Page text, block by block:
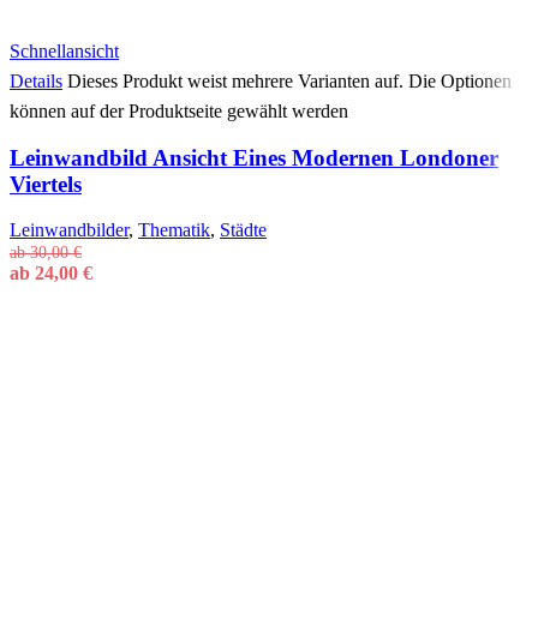
Schnellansicht
Details Dieses Produkt weist mehrere Varianten auf. Die Optionen
können auf der Produktseite gewählt werden
Leinwandbild Ansicht Eines Modernen Londoner
Viertels
Leinwandbilder, Thematik, Städte
ab30,00€
ab 24,00 €